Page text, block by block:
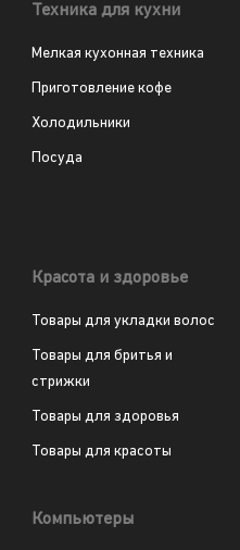
Техника для кухни
Мелкая кухонная техника
Приготовление кофе
Холодильники
Посуда
Красота и здоровье
Товары для укладки волос
Товары для бритья и
стрижки
Товары для здоровья
Товары для красоты
Компьютеры